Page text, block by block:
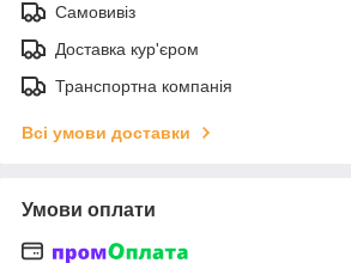
Самовивіз
Доставка кур'єром
Транспортна компанія
Всі умови доставки
Умови оплати